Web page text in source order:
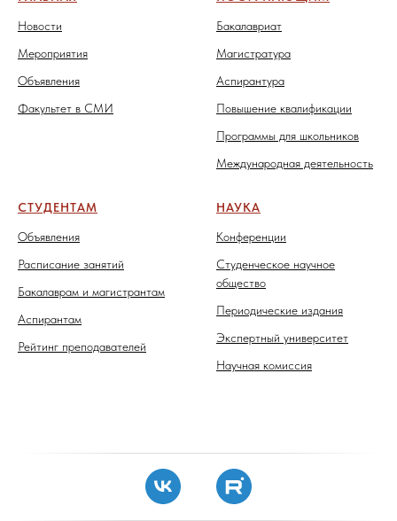
Новости
Мероприятия
Объявления
Факультет в СМИ
Бакалавриат
Магистратура
Аспирантура
Повышение квалификации
Программы для школьников
Международная деятельность
СТУДЕНТАМ
Объявления
Расписание занятий
Бакалаврам и магистрантам
Аспирантам
Рейтинг преподавателей
НАУКА
Конференции
Студенческое научное
общество
Периодические издания
Экспертный университет
Научная комиссия